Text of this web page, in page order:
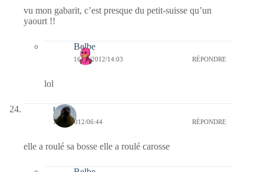
vu mon gabarit, c’est presque du petit-suisse qu’un
yaourt !!
Belbe
16/09/2012/14:03 RÉPONDRE
lol
telos
11/09/2012/06:44 RÉPONDRE
elle a roulé sa bosse elle a roulé carosse